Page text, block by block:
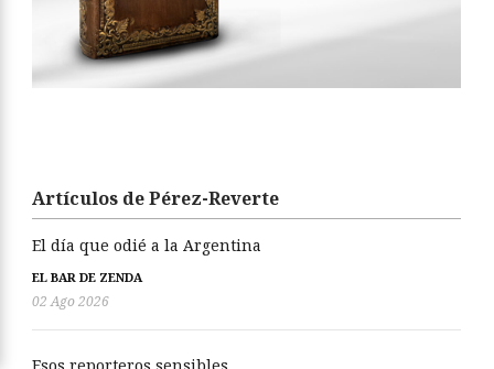
Artículos de Pérez-Reverte
El día que odié a la Argentina
EL BAR DE ZENDA
02 Ago 2026
Esos reporteros sensibles